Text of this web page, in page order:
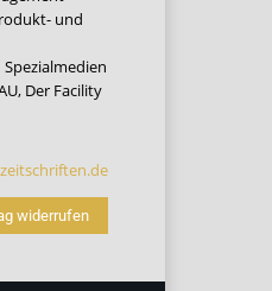
und
, Der Facility
widerrufen